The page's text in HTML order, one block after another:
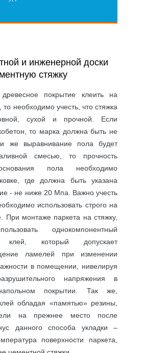
и инженерной доски
стяжку
покрытие клеить на
необходимо учесть, что стяжка
сухой и прочной. Если
то марка должна быть не
же выравнивание пола будет
смесью, то прочность
пола необходимо
где должна быть указана
- не ниже 20 Мпа. Важно учесть
использовать строго на
При монтаже паркета на стяжку,
однокомпонентный
клей, который допускает
ламелей при изменении
в помещении, нивелируя
напряжения в
покрытии. Так же,
обладая «памятью» резины,
на прежнее место после
данного способа укладки –
поверхности паркета,